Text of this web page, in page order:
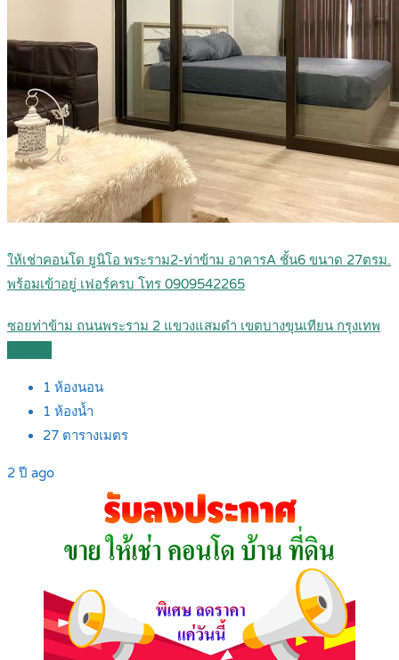
ให้เช่าคอนโด ยูนิโอ พระราม2-ท่าข้าม อาคารA ชั้น6 ขนาด 27ตรม.
พร้อมเข้าอยู่ เฟอร์ครบ โทร 0909542265
ซอยท่าข้าม ถนนพระราม 2 แขวงแสมดำ เขตบางขุนเทียน กรุงเทพ
1 ห้องนอน
1 ห้องน้ำ
27 ตารางเมตร
2 ปี ago